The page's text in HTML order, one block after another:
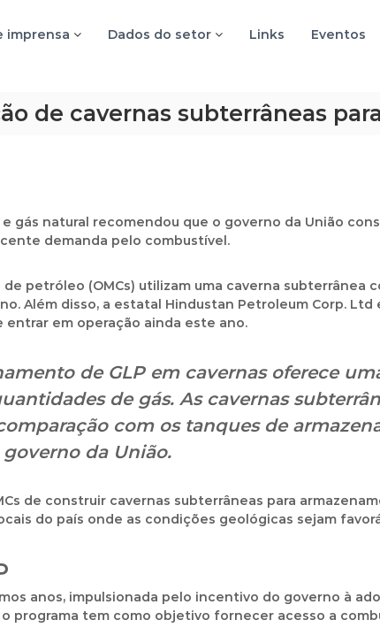
imprensa Dados do setor Links Eventos
de cavernas subterrâneas
gás natural recomendou que o governo da União
demanda pelo combustível.
de petróleo (OMCs) utilizam uma caverna subterrânea
. Além disso, a estatal Hindustan Petroleum Corp. Ltd
entrar em operação ainda este ano.
de GLP em cavernas oferece
de gás. As cavernas
com os tanques de
da União.
de construir cavernas subterrâneas para
do país onde as condições geológicas sejam
anos, impulsionada pelo incentivo do governo à
o programa tem como objetivo fornecer acesso a